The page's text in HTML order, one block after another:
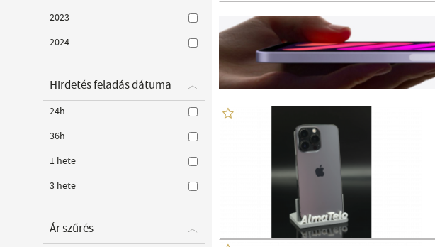
2023
2024
Hirdetés feladás dátuma
24h
36h
1 hete
3 hete
Ár szűrés